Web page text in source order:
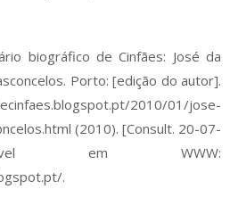
biográfico de Cinfães: José da
Porto: [edição do autor].
2010/01/jose-
(2010). [Consult. 20-07-
em WWW:
.